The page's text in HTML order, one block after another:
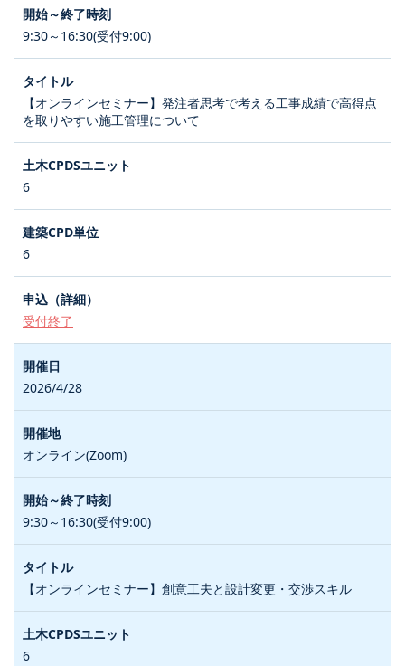
9:30～16:30(受付9:00)
【オンラインセミナー】発注者思考で考える工事成績で高得点
を取りやすい施工管理について
6
6
受付終了
2026/4/28
オンライン(Zoom)
9:30～16:30(受付9:00)
【オンラインセミナー】創意工夫と設計変更・交渉スキル
6